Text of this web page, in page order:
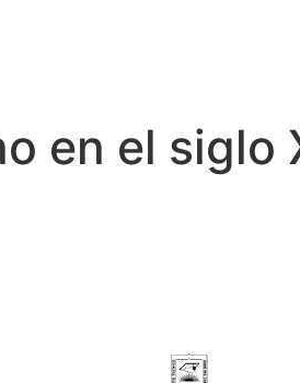
en el siglo